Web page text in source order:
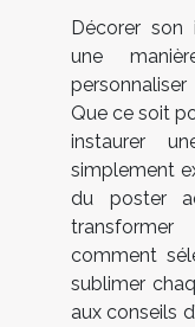
Décorer son
une
Que ce soit
instaurer
simplement
du poster
comment
sublimer
aux conseils